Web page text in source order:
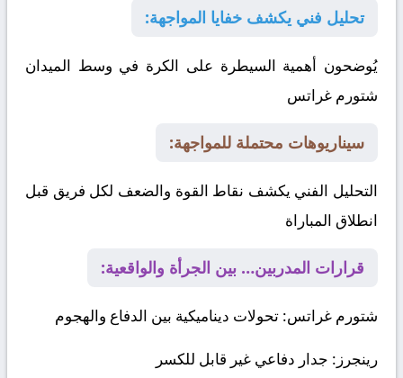
تحليل فني يكشف خفايا المواجهة:
يُوضحون أهمية السيطرة على الكرة في وسط الميدان
شتورم غراتس
سيناريوهات محتملة للمواجهة:
التحليل الفني يكشف نقاط القوة والضعف لكل فريق قبل
انطلاق المباراة
قرارات المدربين… بين الجرأة والواقعية:
شتورم غراتس: تحولات ديناميكية بين الدفاع والهجوم
رينجرز : جدار دفاعي غير قابل للكسر